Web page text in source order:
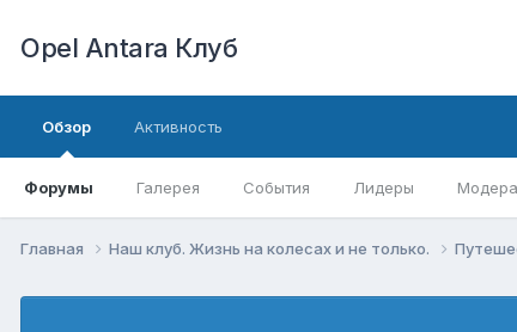
Opel Antara Клуб
Обзор
Форумы Галерея События Лидеры
Активность
Главная Наш клуб. Жизнь на колесах и не только.